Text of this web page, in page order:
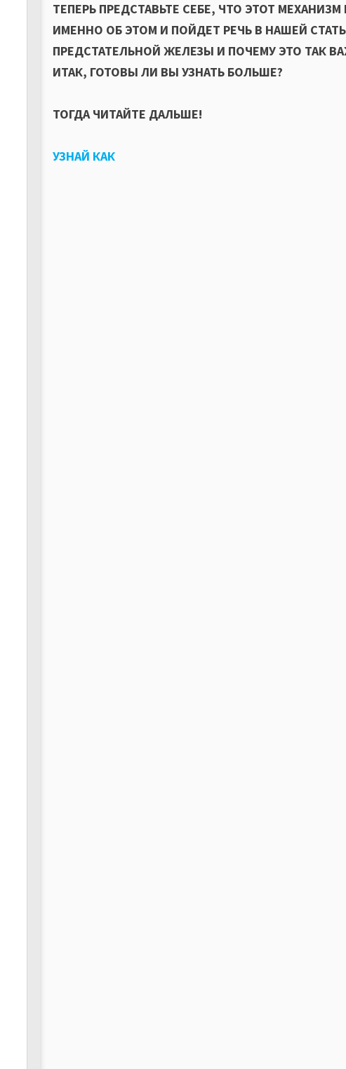
ТЕПЕРЬ ПРЕДСТАВЬТЕ СЕБЕ, ЧТО ЭТОТ
ИМЕННО ОБ ЭТОМ И ПОЙДЕТ РЕЧЬ В НАШЕЙ
ПРЕДСТАТЕЛЬНОЙ ЖЕЛЕЗЫ И ПОЧЕМУ ЭТО ТАК
ИТАК, ГОТОВЫ ЛИ ВЫ УЗНАТЬ БОЛЬШЕ?
ТОГДА ЧИТАЙТЕ ДАЛЬШЕ!
УЗНАЙ КАК